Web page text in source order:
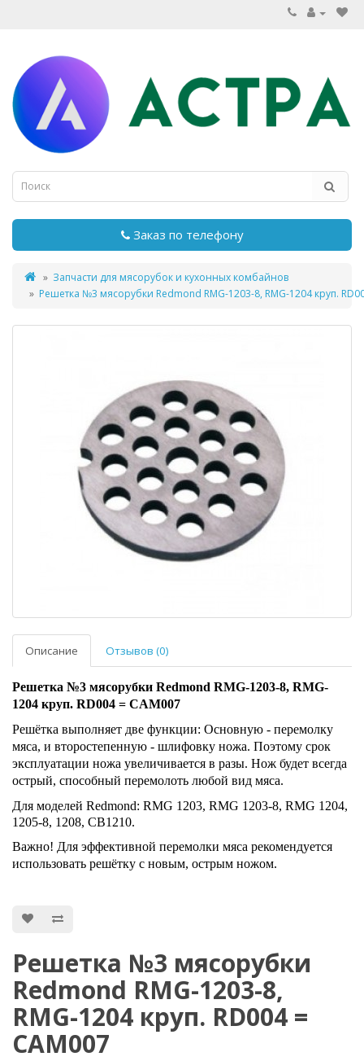
Заказ по телефону
Запчасти для мясорубок и кухонных комбайнов
Решетка №3 мясорубки Redmond RMG-1203-8, RMG-1204 круп.
Описание Отзывов (0)
Решетка №3 мясорубки Redmond RMG-1203-8, RMG-
1204 круп. RD004 = CAM007
Решётка выполняет две функции: Основную - перемолку
мяса, и второстепенную - шлифовку ножа. Поэтому срок
эксплуатации ножа увеличивается в разы. Нож будет всегда
острый, способный перемолоть любой вид мяса.
Для моделей Redmond: RMG 1203, RMG 1203-8, RMG 1204,
1205-8, 1208, CB1210.
Важно! Для эффективной перемолки мяса рекомендуется
использовать решётку с новым, острым ножом.
Решетка №3 мясорубки
Redmond RMG-1203-8,
RMG-1204 круп. RD004 =
CAM007